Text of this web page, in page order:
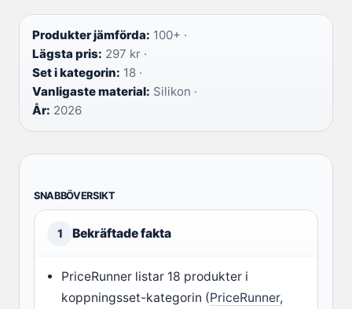
Produkter jämförda: 100+ ·
Lägsta pris: 297 kr ·
Set i kategorin: 18 ·
Vanligaste material: Silikon ·
År: 2026
SNABBÖVERSIKT
1 Bekräftade fakta
PriceRunner listar 18 produkter i
koppningsset-kategorin (PriceRunner,